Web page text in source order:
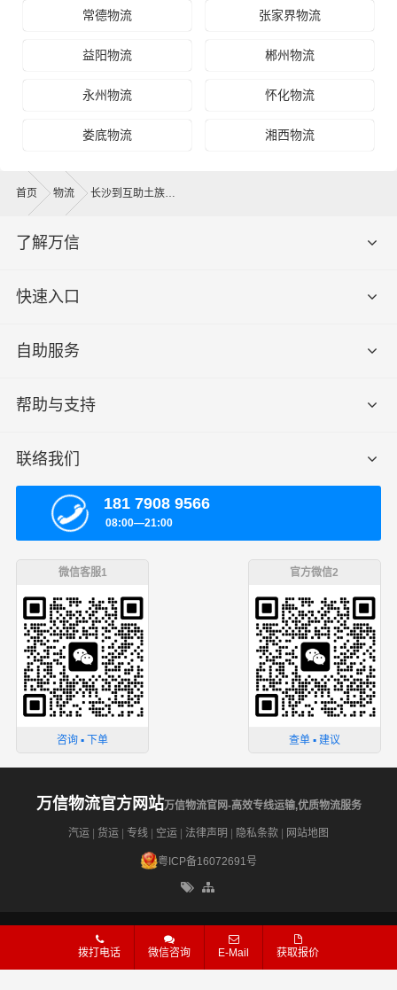
常德物流 张家界物流
益阳物流 郴州物流
永州物流 怀化物流
娄底物流 湘西物流
首页 物流 长沙到互助土族物流公司
拨打电话 微信咨询 E-Mail 获取报价
了解万信
快速入口
自助服务
帮助与支持
联络我们
181 7908 9566
08:00—21:00
微信客服1
咨询 ▪ 下单
官方微信2
查单 ▪ 建议
万信物流官方网站万信物流官网-高效专线运输,优质物流服务
汽运 货运 专线 空运 法律声明 隐私条款 网站地图
粤ICP备16072691号